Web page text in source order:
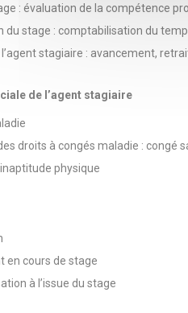
: évaluation de la compétence
du stage : comptabilisation du
stagiaire : avancement,
de l’agent stagiaire
droits à congés maladie : congé
physique
en cours de stage
à l’issue du stage